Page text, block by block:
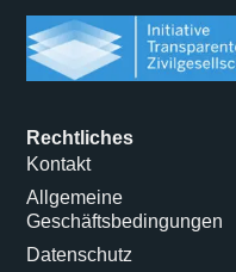
Rechtliches
Kontakt
Allgemeine
Geschäftsbedingungen
Datenschutz